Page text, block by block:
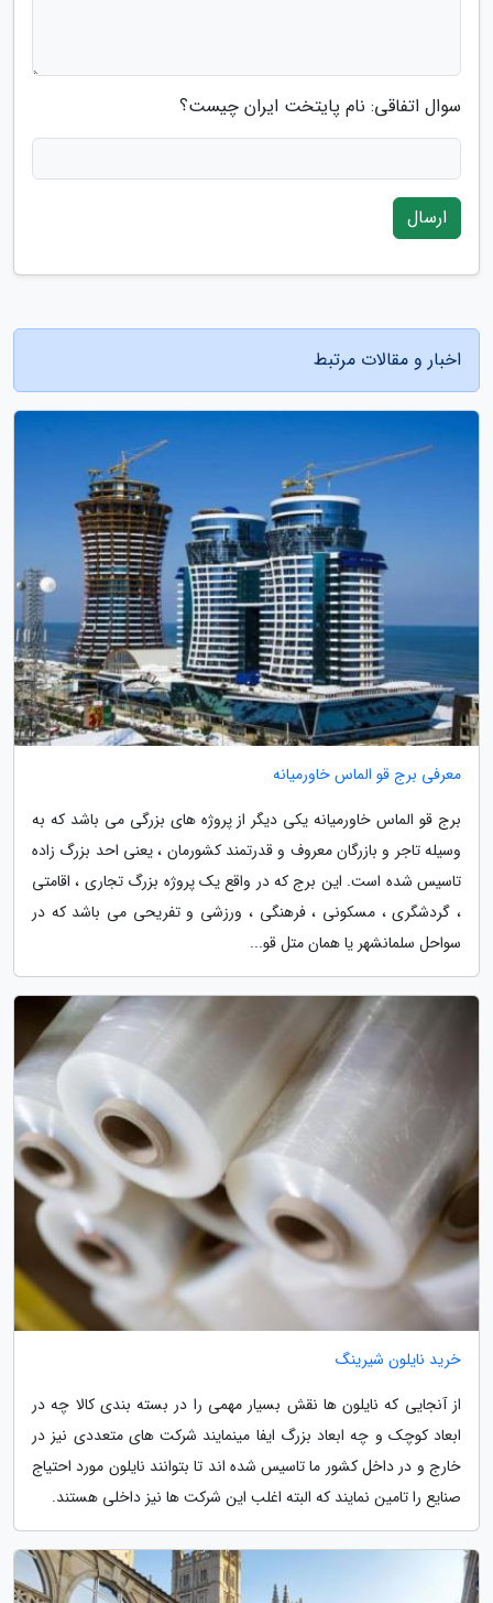
سوال اتفاقی: نام پایتخت ایران چیست؟
ارسال
اخبار و مقالات مرتبط
معرفی برج قو الماس خاورمیانه
برج قو الماس خاورمیانه یکی دیگر از پروژه های بزرگی می باشد که به
وسیله تاجر و بازرگان معروف و قدرتمند کشورمان ، یعنی احد بزرگ زاده
تاسیس شده است. این برج که در واقع یک پروژه بزرگ تجاری ، اقامتی
، گردشگری ، مسکونی ، فرهنگی ، ورزشی و تفریحی می باشد که در
سواحل سلمانشهر یا همان متل قو...
خرید نایلون شیرینگ
از آنجایی که نایلون ها نقش بسیار مهمی را در بسته بندی کالا چه در
ابعاد کوچک و چه ابعاد بزرگ ایفا مینمایند شرکت های متعددی نیز در
خارج و در داخل کشور ما تاسیس شده اند تا بتوانند نایلون مورد احتیاج
صنایع را تامین نمایند که البته اغلب این شرکت ها نیز داخلی هستند.